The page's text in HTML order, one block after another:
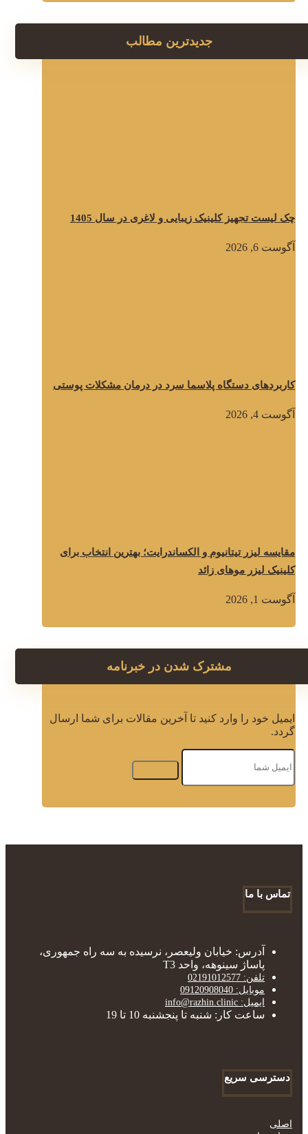
جدیدترین مطالب
چک لیست تجهیز کلینیک زیبایی و لاغری در سال 1405
آگوست 6, 2026
کاربردهای دستگاه پلاسما سرد در درمان مشکلات پوستی
آگوست 4, 2026
مقایسه لیزر تیتانیوم و الکساندرایت؛ بهترین انتخاب برای
کلینیک لیزر موهای زائد
آگوست 1, 2026
مشترک شدن در خبرنامه
ایمیل خود را وارد کنید تا آخرین مقالات برای شما ارسال
گردد.
تماس با ما
آدرس: خیابان ولیعصر، نرسیده به سه راه جمهوری،
پاساژ سینوهه، واحد T3
تلفن: 02191012577
موبایل: 09120908040
ایمیل: info@razhin.clinic
ساعت کار: شنبه تا پنجشنبه 10 تا 19
دسترسی سریع
اصلی